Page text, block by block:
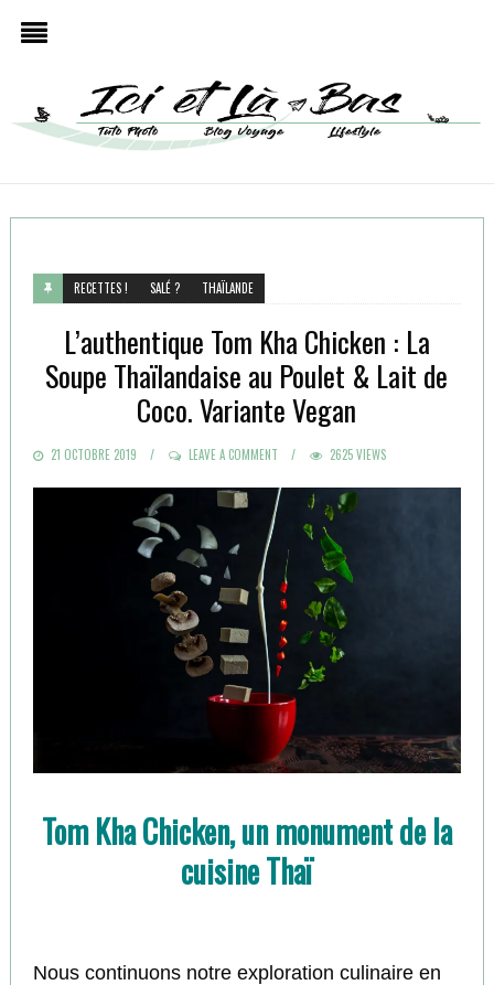
RECETTES ! SALÉ ? THAÏLANDE
L’authentique Tom Kha Chicken : La
Soupe Thaïlandaise au Poulet & Lait de
Coco. Variante Vegan
POSTED
21 OCTOBRE 2019 LEAVE A COMMENT 2625 VIEWS
Tom Kha Chicken, un monument de la
cuisine Thaï
Nous continuons notre exploration culinaire en